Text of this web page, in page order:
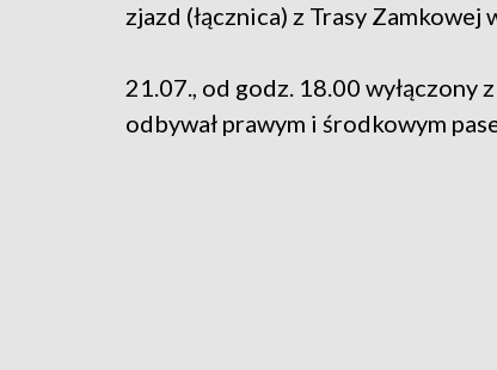
zjazd (łącznica) z Trasy Zamkowej
21.07., od godz. 18.00 wyłączony
odbywał prawym i środkowym